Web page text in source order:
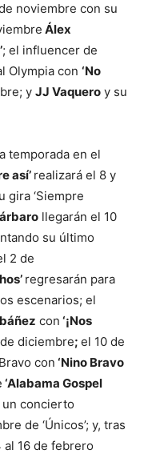
noviembre con su
Álex
; el influencer de
Olympia con ‘No
y JJ Vaquero y su
temporada en el
así’ realizará el 8 y
gira ‘Siempre
llegarán el 10
su último
2 de
regresarán para
escenarios; el
con ‘¡Nos
diciembre; el 10 de
con ‘Nino Bravo
‘Alabama Gospel
un concierto
de ‘Únicos’; y, tras
al 16 de febrero